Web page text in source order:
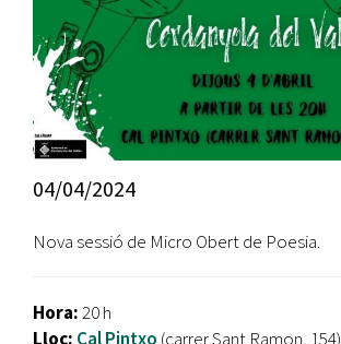
04/04/2024
Nova sessió de Micro Obert de Poesia.
Hora:20 h
Lloc: Cal Pintxo (carrer Sant Ramon, 154)